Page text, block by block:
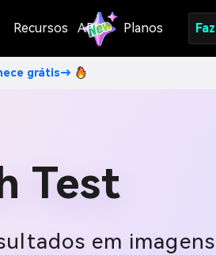
Recursos API Planos
grátis→
Test
em